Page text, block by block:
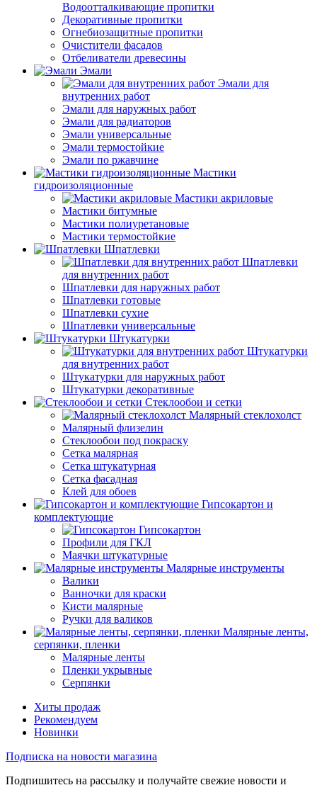
Водоотталкивающие пропитки
Декоративные пропитки
Огнебиозащитные пропитки
Очистители фасадов
Отбеливатели древесины
Эмали
Эмали для
внутренних работ
Эмали для наружных работ
Эмали для радиаторов
Эмали универсальные
Эмали термостойкие
Эмали по ржавчине
Мастики
гидроизоляционные
Мастики акриловые
Мастики битумные
Мастики полиуретановые
Мастики термостойкие
Шпатлевки
Шпатлевки
для внутренних работ
Шпатлевки для наружных работ
Шпатлевки готовые
Шпатлевки сухие
Шпатлевки универсальные
Штукатурки
Штукатурки
для внутренних работ
Штукатурки для наружных работ
Штукатурки декоративные
Стеклообои и сетки
Малярный стеклохолст
Малярный флизелин
Стеклообои под покраску
Сетка малярная
Сетка штукатурная
Сетка фасадная
Клей для обоев
Гипсокартон и
комплектующие
Гипсокартон
Профили для ГКЛ
Маячки штукатурные
Малярные инструменты
Валики
Ванночки для краски
Кисти малярные
Ручки для валиков
Малярные ленты,
серпянки, пленки
Малярные ленты
Пленки укрывные
Серпянки
Хиты продаж
Рекомендуем
Новинки
Подписка на новости магазина
Подпишитесь на рассылку и получайте свежие новости и